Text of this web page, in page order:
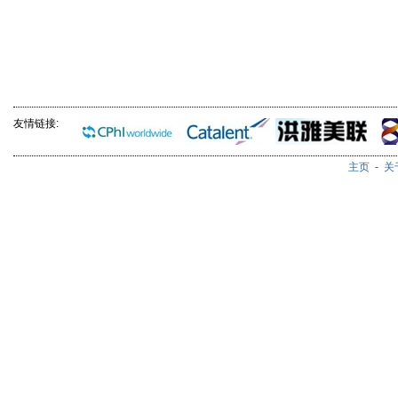
友情链接:
主页 - 关